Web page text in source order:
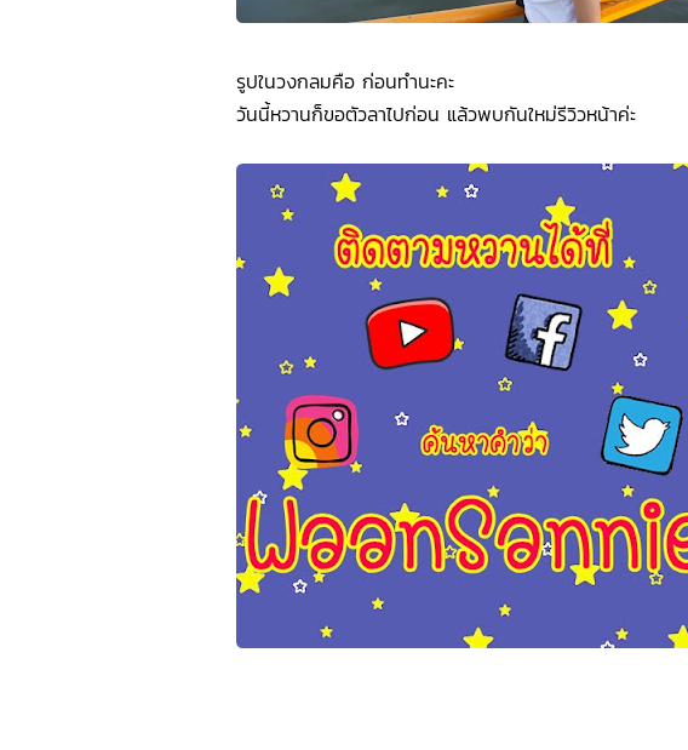
รูปในวงกลมคือ ก่อนทำนะคะ
วันนี้หวานก็ขอตัวลาไปก่อน แล้วพบกันใหม่รีวิวหน้าค่ะ